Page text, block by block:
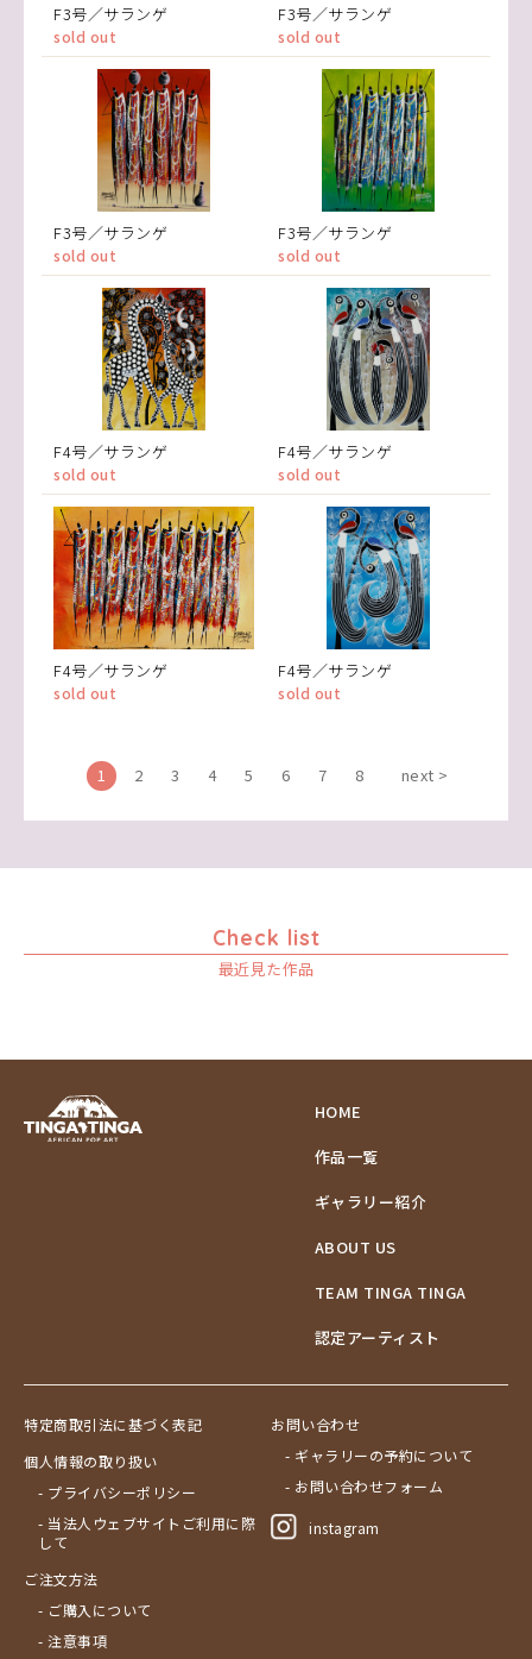
F3号／サランゲ
sold out
F3号／サランゲ
sold out
F3号／サランゲ
sold out
F3号／サランゲ
sold out
F4号／サランゲ
sold out
F4号／サランゲ
sold out
F4号／サランゲ
sold out
F4号／サランゲ
sold out
1 2 3 4 5 6 7 8 next >
Check list
最近見た作品
HOME
作品一覧
ギャラリー紹介
ABOUT US
TEAM TINGA TINGA
認定アーティスト
特定商取引法に基づく表記
個人情報の取り扱い
- プライバシーポリシー
- 当法人ウェブサイトご利用に際
して
ご注文方法
- ご購入について
- 注意事項
お問い合わせ
- ギャラリーの予約について
- お問い合わせフォーム
instagram